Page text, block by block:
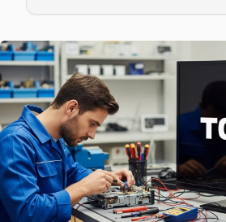
Atatürk Toshiba Servis
Atatürk'de Toshiba TV güç kartı
Atatürk Toshiba Açılmıyor Arıza →
Balıkyolu Toshiba Servis
Esenyurt'da Balıkyolu
Balıkyolu Toshiba Açılmıyor Arıza
Barbaros Hayrettin Paşa
Toshiba TV Barbaros Hayrettin